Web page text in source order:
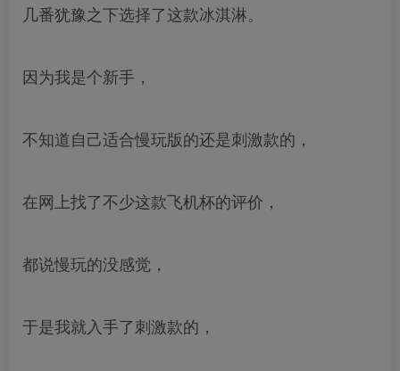
几番犹豫之下选择了这款冰淇淋。
因为我是个新手，
不知道自己适合慢玩版的还是刺激款的，
在网上找了不少这款飞机杯的评价，
都说慢玩的没感觉，
于是我就入手了刺激款的，